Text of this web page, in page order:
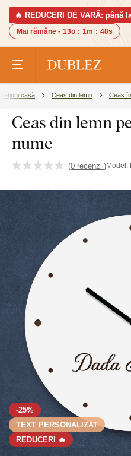
🔥 REDUCERI DE VARĂ: până
Mai rămâne - 13o : 1m : 47s
casă Ceas din lemn Ceas
Ceas din lemn
nume
(0 recenzii)Model:
-25%
TEXT PERSONALIZAT
REDUCERI 🔥